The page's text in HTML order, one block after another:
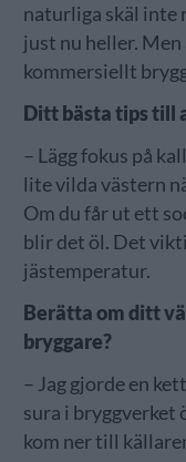
naturliga skäl inte
just nu heller.
kommersiellt
Ditt bästa tips till
– Lägg fokus på
lite vilda västern
Om du får ut ett
blir det öl. Det
jästemperatur.
Berätta om ditt
bryggare?
– Jag gjorde en
sura i bryggverket
kom ner till